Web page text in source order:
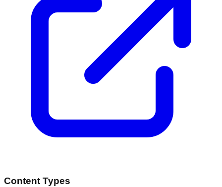
Content Types